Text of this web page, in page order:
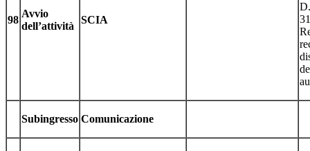
98
Avvio
dell’attività
SCIA
Subingresso Comunicazione